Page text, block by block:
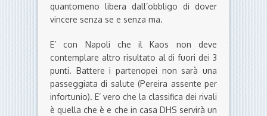
quantomeno libera dall’obbligo di dover
vincere senza se e senza ma.
E’ con Napoli che il Kaos non deve
contemplare altro risultato al di fuori dei 3
punti. Battere i partenopei non sarà una
passeggiata di salute (Pereira assente per
infortunio). E’ vero che la classifica dei rivali
è quella che è e che in casa DHS servirà un